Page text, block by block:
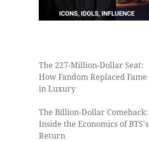
The 227-Million-Dollar Seat:
How Fandom Replaced Fame
in Luxury
The Billion-Dollar Comeback:
Inside the Economics of BTS's
Return